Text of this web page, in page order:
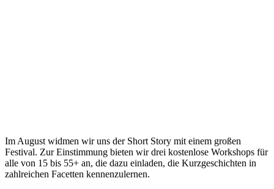
Im August widmen wir uns der Short Story mit einem großen
Festival. Zur Einstimmung bieten wir drei kostenlose Workshops für
alle von 15 bis 55+ an, die dazu einladen, die Kurzgeschichten in
zahlreichen Facetten kennenzulernen.